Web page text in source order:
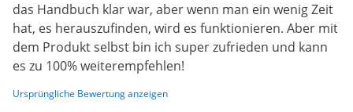
das Handbuch klar war, aber wenn man ein wenig Zeit
hat, es herauszufinden, wird es funktionieren. Aber mit
dem Produkt selbst bin ich super zufrieden und kann
es zu 100% weiterempfehlen!
Ursprüngliche Bewertung anzeigen